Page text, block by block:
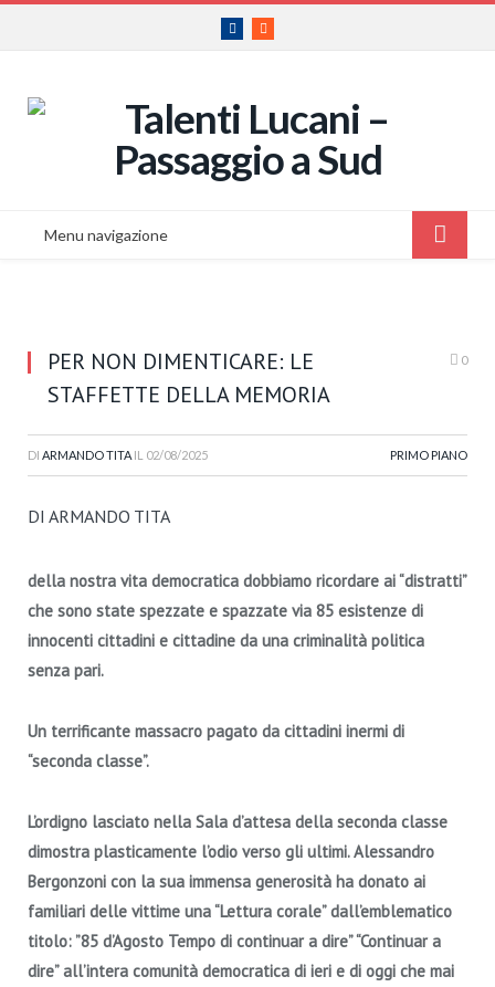
Facebook
RSS
Menu navigazione
PER NON DIMENTICARE: LE
STAFFETTE DELLA MEMORIA
0
DI ARMANDO TITA IL 02/08/2025 PRIMO PIANO
DI ARMANDO TITA
della nostra vita democratica dobbiamo ricordare ai “distratti”
che sono state spezzate e spazzate via 85 esistenze di
innocenti cittadini e cittadine da una criminalità politica
senza pari.
Un terrificante massacro pagato da cittadini inermi di
“seconda classe”.
L’ordigno lasciato nella Sala d’attesa della seconda classe
dimostra plasticamente l’odio verso gli ultimi.Alessandro
Bergonzoni con la sua immensa generosità ha donato ai
familiari delle vittime una “Lettura corale” dall’emblematico
titolo: ”85 d’Agosto Tempo di continuar a dire”“Continuar a
dire” all’intera comunità democratica di ieri e di oggi che mai